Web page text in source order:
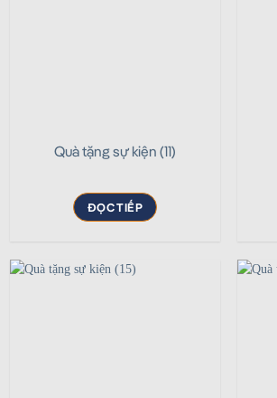
Quà tặng sự kiện (11)
ĐỌC TIẾP